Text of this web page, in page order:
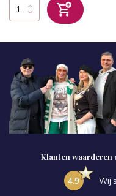
Klanten waarderen
4.9 Wij